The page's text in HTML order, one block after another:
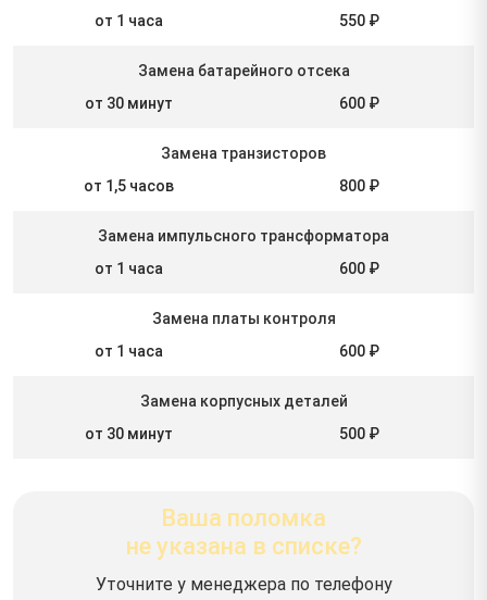
от 1 часа
550 ₽
Замена батарейного отсека
от 30 минут
600 ₽
Замена транзисторов
от 1,5 часов
800 ₽
Замена импульсного трансформатора
от 1 часа
600 ₽
Замена платы контроля
от 1 часа
600 ₽
Замена корпусных деталей
от 30 минут
500 ₽
Ваша поломка
не указана в списке?
Уточните у менеджера по телефону